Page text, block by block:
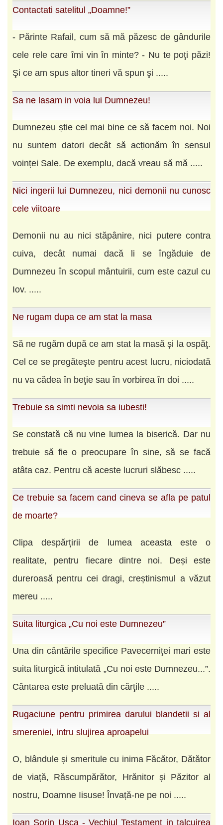
Contactati satelitul „Doamne!”
- Părinte Rafail, cum să mă păzesc de gândurile
cele rele care îmi vin în minte? - Nu te poţi păzi!
Şi ce am spus altor tineri vă spun şi .....
Sa ne lasam in voia lui Dumnezeu!
Dumnezeu știe cel mai bine ce să facem noi. Noi
nu suntem datori decât să acționăm în sensul
voinței Sale. De exemplu, dacă vreau să mă .....
Nici ingerii lui Dumnezeu, nici demonii nu cunosc
cele viitoare
Demonii nu au nici stăpânire, nici putere contra
cuiva, decât numai dacă li se îngăduie de
Dumnezeu în scopul mântuirii, cum este cazul cu
Iov. .....
Ne rugam dupa ce am stat la masa
Să ne rugăm după ce am stat la masă şi la ospăţ.
Cel ce se pregăteşte pentru acest lucru, niciodată
nu va cădea în beţie sau în vorbirea în doi .....
Trebuie sa simti nevoia sa iubesti!
Se constată că nu vine lumea la biserică. Dar nu
trebuie să fie o preocupare în sine, să se facă
atâta caz. Pentru că aceste lucruri slăbesc .....
Ce trebuie sa facem cand cineva se afla pe patul
de moarte?
Clipa despărțirii de lumea aceasta este o
realitate, pentru fiecare dintre noi. Deși este
dureroasă pentru cei dragi, creștinismul a văzut
mereu .....
Suita liturgica „Cu noi este Dumnezeu”
Una din cântările specifice Pavecerniţei mari este
suita liturgică intitulată „Cu noi este Dumnezeu...”.
Cântarea este preluată din cărţile .....
Rugaciune pentru primirea darului blandetii si al
smereniei, intru slujirea aproapelui
O, blândule și smeritule cu inima Făcător, Dătător
de viață, Răscumpărător, Hrănitor și Păzitor al
nostru, Doamne Iisuse! Învață-ne pe noi .....
Ioan Sorin Usca - Vechiul Testament in talcuirea